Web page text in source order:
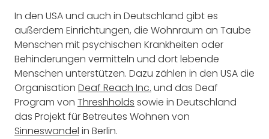
In den USA und auch in Deutschland gibt es
außerdem Einrichtungen, die Wohnraum an Taube
Menschen mit psychischen Krankheiten oder
Behinderungen vermitteln und dort lebende
Menschen unterstützen. Dazu zählen in den USA die
Organisation Deaf Reach Inc. und das Deaf
Program von Threshholds sowie in Deutschland
das Projekt für Betreutes Wohnen von
Sinneswandel in Berlin.